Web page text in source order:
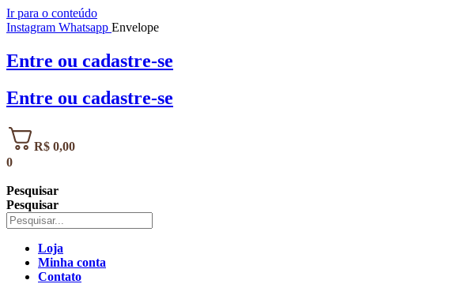
Ir para o conteúdo
Instagram Whatsapp Envelope
Entre ou cadastre-se
Entre ou cadastre-se
0
R$ 0,00
Pesquisar
Pesquisar
Loja
Minha conta
Contato